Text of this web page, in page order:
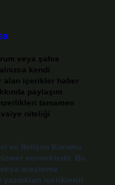
veya şahıs
kendi
alan içerikler haber
paylaşım
tamamen
niteliği
ve İletişim Kurumu
vermektedir. Bu
araştırma
yazdıkları içeriklerin